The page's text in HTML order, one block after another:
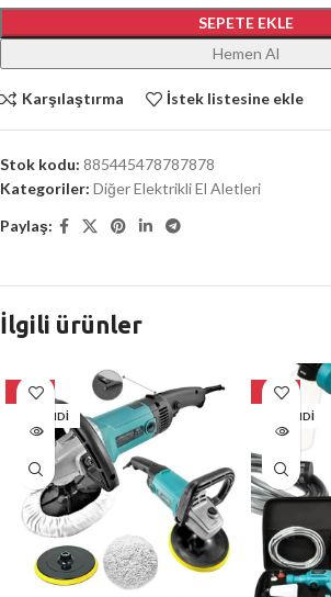
SEPETE EKLE
Hemen Al
Karşılaştırma İstek listesine ekle
Stok kodu: 885445478787878
Kategoriler: Diğer Elektrikli El Aletleri
Paylaş:
İlgili ürünler
-13%
TÜKENDI
-29%
TÜKENDI